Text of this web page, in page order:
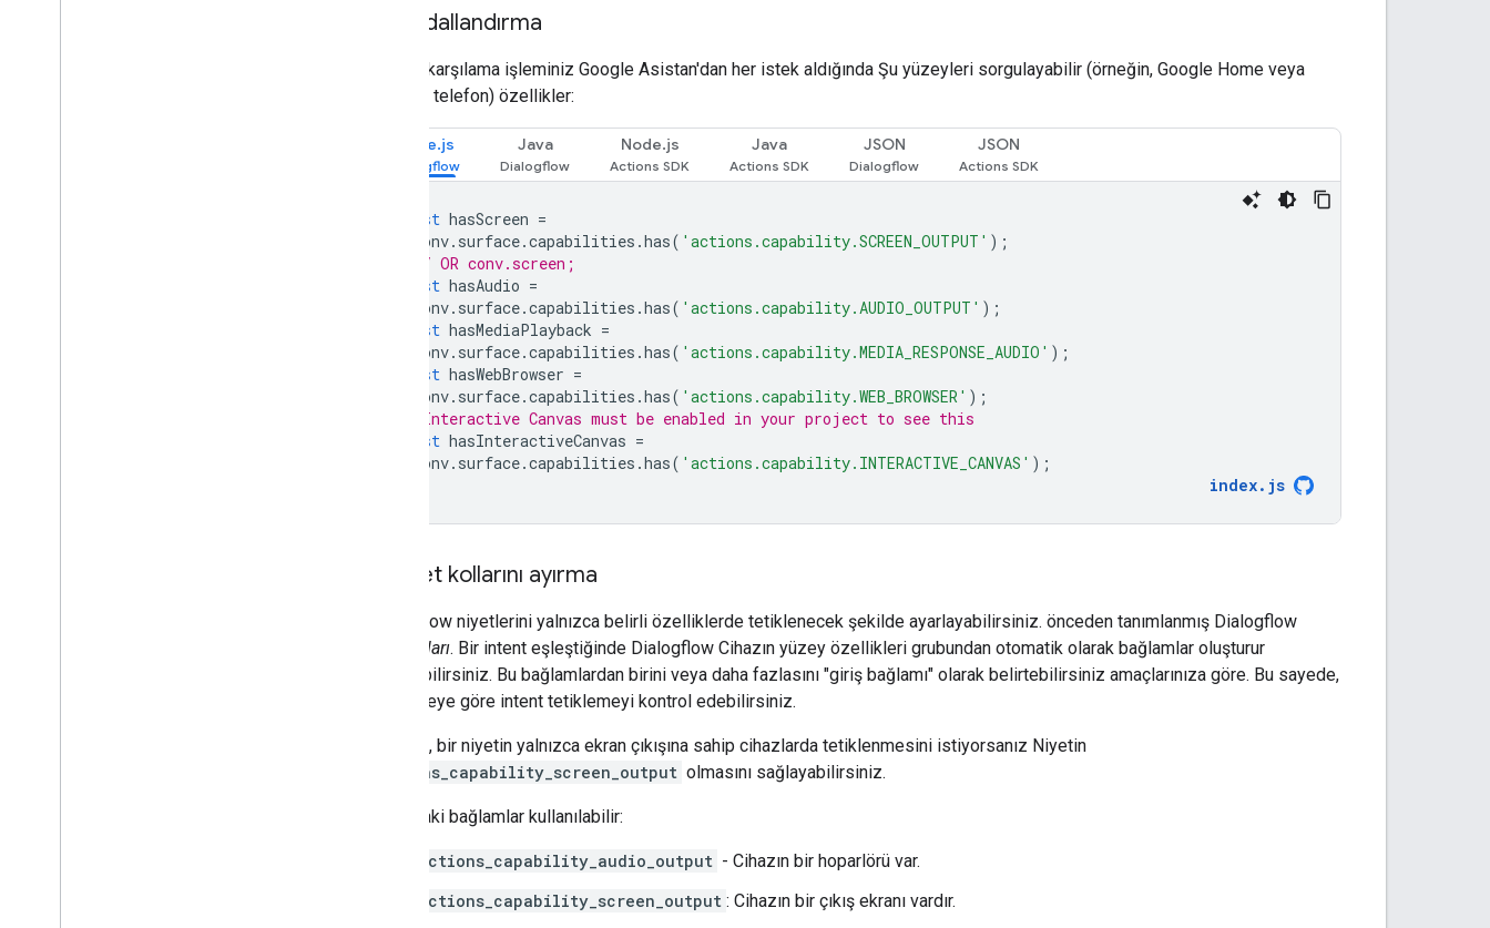
Yanıt dallandırma
Sipariş karşılama işleminiz Google Asistan'dan her istek aldığında Şu yüzeyleri sorgulayabilir (örneğin, Google Home veya
Android telefon) özellikler:
Node.js Java Node.js Java JSON JSON
const hasScreen =
conv. surface.capabilities .has( 'actions.capability.SCREEN_OUTPUT' );
// OR conv.screen;
const hasAudio =
conv. surface.capabilities .has( 'actions.capability.AUDIO_OUTPUT' );
const hasMediaPlayback =
conv. surface.capabilities .has( 'actions.capability.MEDIA_RESPONSE_AUDIO' );
const hasWebBrowser =
conv. surface.capabilities .has( 'actions.capability.WEB_BROWSER' );
// Interactive Canvas must be enabled in your project to see this
const hasInteractiveCanvas =
conv. surface.capabilities .has( 'actions.capability.INTERACTIVE_CANVAS' );
index. js
Sohbet kollarını ayırma
Dialogflow niyetlerini yalnızca belirli özelliklerde tetiklenecek şekilde ayarlayabilirsiniz. önceden tanımlanmış Dialogflow
bağlamları. Bir intent eşleştiğinde Dialogflow Cihazın yüzey özellikleri grubundan otomatik olarak bağlamlar oluşturur
kullanabilirsiniz. Bu bağlamlardan birini veya daha fazlasını "giriş bağlamı" olarak belirtebilirsiniz amaçlarınıza göre. Bu sayede,
modaliteye göre intent tetiklemeyi kontrol edebilirsiniz.
Örneğin, bir niyetin yalnızca ekran çıkışına sahip cihazlarda tetiklenmesini istiyorsanız Niyetin
actions_capability_screen_output olmasını sağlayabilirsiniz.
Aşağıdaki bağlamlar kullanılabilir:
actions_capability_audio_output - Cihazın bir hoparlörü var.
actions_capability_screen_output : Cihazın bir çıkış ekranı vardır.